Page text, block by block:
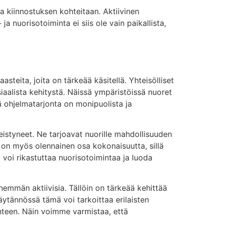
kiinnostuksen kohteitaan. Aktiivinen
nuorisotoiminta ei siis ole vain paikallista,
joita on tärkeää käsitellä. Yhteisölliset
kehitystä. Näissä ympäristöissä nuoret
on monipuolista ja
Ne tarjoavat nuorille mahdollisuuden
myös olennainen osa kokonaisuutta, sillä
voi rikastuttaa nuorisotoimintaa ja luoda
aktiivisia. Tällöin on tärkeää kehittää
tämä voi tarkoittaa erilaisten
Näin voimme varmistaa, että